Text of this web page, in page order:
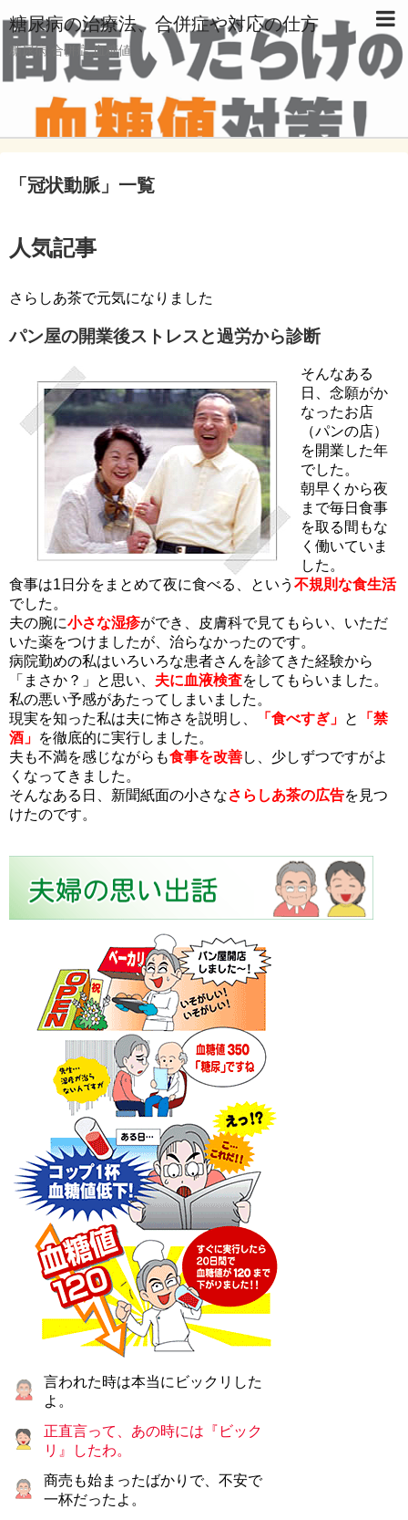
糖尿病の治療法、合併症や対応の仕方
糖尿病,合併症,血糖値
「 冠状動脈 」 一覧
人気記事
さらしあ茶で元気になりました
パン屋の開業後ストレスと過労から診断
そんなある
日、念願がか
なったお店
（パンの店）
を開業した年
でした。
朝早くから夜
まで毎日食事
を取る間もな
く働いていま
した。
食事は1日分をまとめて夜に食べる、という 不規則な食生活
でした。
夫の腕に小さな湿疹ができ、皮膚科で見てもらい、いただ
いた薬をつけましたが、治らなかったのです。
病院勤めの私はいろいろな患者さんを診てきた経験から
「まさか？」と思い、 夫に血液検査をしてもらいました。
私の悪い予感があたってしまいました。
現実を知った私は夫に怖さを説明し、
「食べすぎ」 と
「禁
酒」 を徹底的に実行しました。
夫も不満を感じながらも食事を改善し、少しずつですがよ
くなってきました。
そんなある日、新聞紙面の小さなさらしあ茶の広告を見つ
けたのです。
言われた時は本当にビックリした
よ。
正直言って、あの時には『ビック
リ』したわ。
商売も始まったばかりで、不安で
一杯だったよ。